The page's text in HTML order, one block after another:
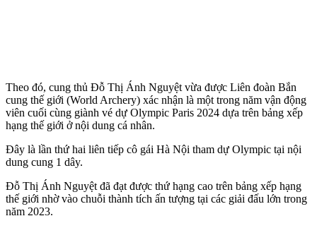
Theo đó, cung thủ Đỗ Thị Ánh Nguyệt vừa được Liên đoàn Bắn
cung thế giới (World Archery) xác nhận là một trong năm vận động
viên cuối cùng giành vé dự Olympic Paris 2024 dựa trên bảng xếp
hạng thế giới ở nội dung cá nhân.
Đây là lần thứ hai liên tiếp cô gái Hà Nội tham dự Olympic tại nội
dung cung 1 dây.
Đỗ Thị Ánh Nguyệt đã đạt được thứ hạng cao trên bảng xếp hạng
thế giới nhờ vào chuỗi thành tích ấn tượng tại các giải đấu lớn trong
năm 2023.